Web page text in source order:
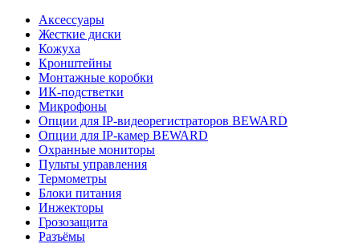
Аксессуары
Жесткие диски
Кожуха
Кронштейны
Монтажные коробки
ИК-подстветки
Микрофоны
Опции для IP-видеорегистраторов BEWARD
Опции для IP-камер BEWARD
Охранные мониторы
Пульты управления
Термометры
Блоки питания
Инжекторы
Грозозащита
Разъёмы